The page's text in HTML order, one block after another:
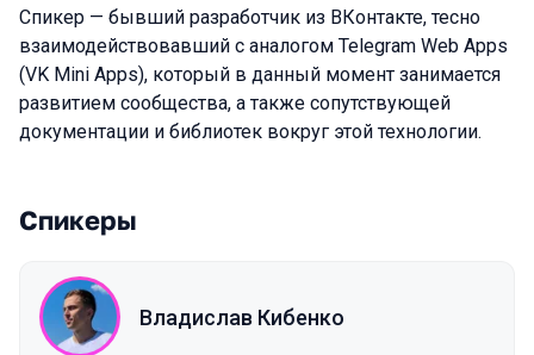
Спикер — бывший разработчик из ВКонтакте, тесно
взаимодействовавший с аналогом Telegram Web Apps
(VK Mini Apps), который в данный момент занимается
развитием сообщества, а также сопутствующей
документации и библиотек вокруг этой технологии.
Спикеры
Владислав Кибенко